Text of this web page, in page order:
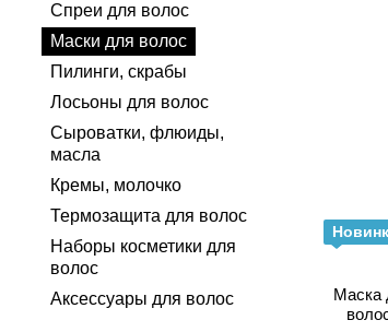
Маска
Спреи для волос
Маски для волос
Пилинги, скрабы
Лосьоны для волос
Сыроватки, флюиды,
масла
Кремы, молочко
Термозащита для волос
Наборы косметики для
волос
Аксессуары для волос